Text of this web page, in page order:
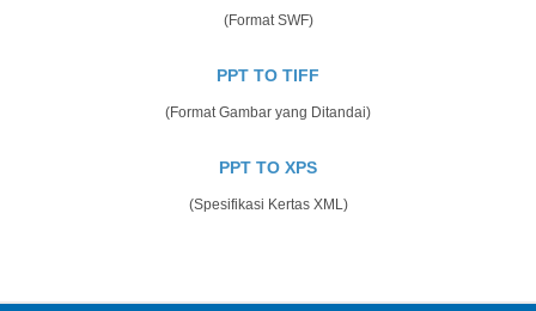
(Format SWF)
PPT TO TIFF
(Format Gambar yang Ditandai)
PPT TO XPS
(Spesifikasi Kertas XML)